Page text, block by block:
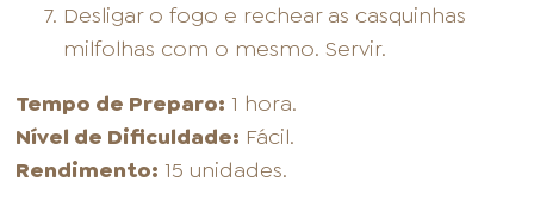
Desligar o fogo e rechear as casquinhas
milfolhas com o mesmo. Servir.
Tempo de Preparo: 1 hora.
Nível de Dificuldade: Fácil.
Rendimento: 15 unidades.